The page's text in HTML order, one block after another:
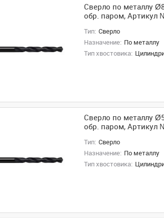
Сверло по металлу
обр. паром, Артикул
Тип: Сверло
Назначение: По металлу
Тип хвостовика:
Сверло по металлу
обр. паром, Артикул
Тип: Сверло
Назначение: По металлу
Тип хвостовика: